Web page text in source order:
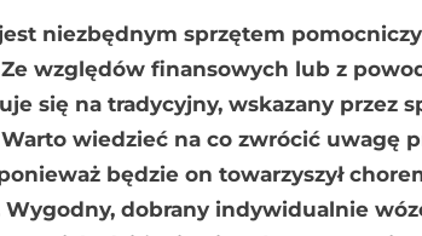
niezbędnym sprzętem
Ze względów finansowych lub z
się na tradycyjny, wskazany przez
wiedzieć na co zwrócić uwagę
będzie on towarzyszył
Wygodny, dobrany indywidualnie